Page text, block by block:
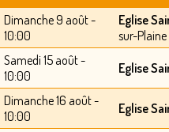
Dimanche 9 août -
10:00
Eglise
sur-Plaine
Samedi 15 août -
10:00
Eglise
Dimanche 16 août -
10:00
Eglise